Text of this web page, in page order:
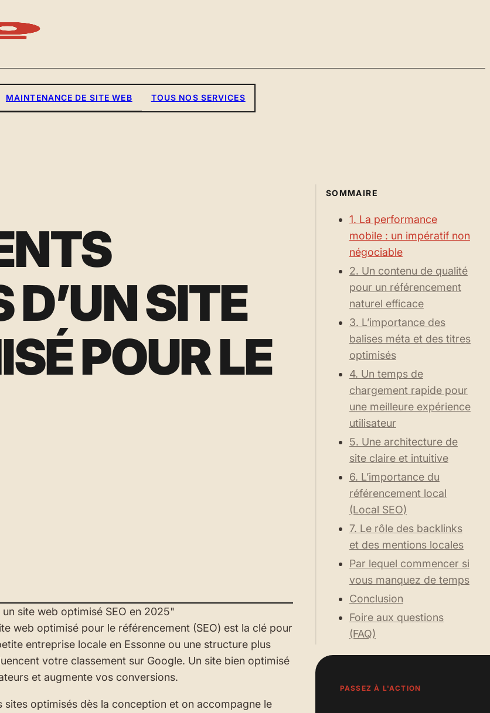
MAINTENANCE DE SITE WEB TOUS NOS SERVICES
D’UN SITE
POUR LE
web optimisé pour le référencement (SEO) est la clé pour
entreprise locale en Essonne ou une structure plus
votre classement sur Google. Un site bien optimisé
et augmente vos conversions.
optimisés dès la conception et on accompagne le
SOMMAIRE
1. La performance
mobile : un impératif non
négociable
2. Un contenu de qualité
pour un référencement
naturel efficace
3. L’importance des
balises méta et des titres
optimisés
4. Un temps de
chargement rapide pour
une meilleure expérience
utilisateur
5. Une architecture de
site claire et intuitive
6. L’importance du
référencement local
(Local SEO)
7. Le rôle des backlinks
et des mentions locales
Par lequel commencer si
vous manquez de temps
Conclusion
Foire aux questions
(FAQ)
PASSEZ À L'ACTION